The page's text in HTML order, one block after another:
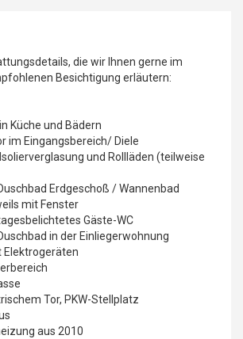
die wir Ihnen gerne im
Besichtigung erläutern:
Küche und Bädern
im Eingangsbereich/ Diele
und Rollläden (teilweise
Erdgeschoß / Wannenbad
mit Fenster
Gäste-WC
in der Einliegerwohnung
Elektrogeräten
Tor, PKW-Stellplatz
aus 2010